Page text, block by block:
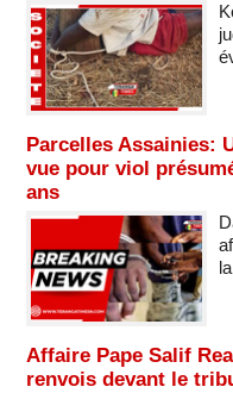
Parcelles Assainies:
vue pour viol
ans
Affaire Pape Salif
renvois devant le